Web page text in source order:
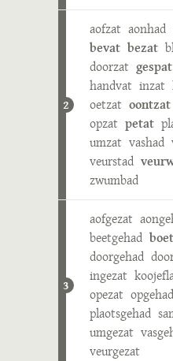
2
aofzat aonhad
bevat bezat
doorzat gespat
handvat inzat
oetzat oontzat
opzat petat
umzat vashad
veurstad
zwumbad
3
aofgezat
beetgehad
doorgehad
ingezat
opezat opgehad
plaotsgehad
umgezat
veurgezat